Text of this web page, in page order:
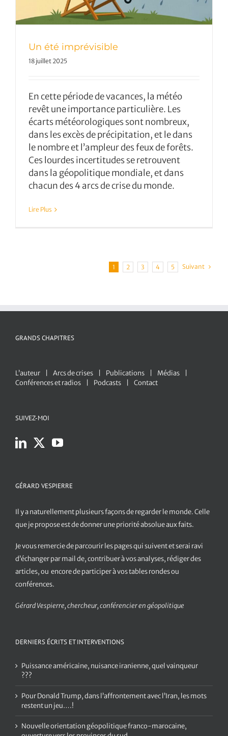
Un été imprévisible
18 juillet 2025
En cette période de vacances, la météo
revêt une importance particulière. Les
écarts météorologiques sont nombreux,
dans les excès de précipitation, et le dans
le nombre et l’ampleur des feux de forêts.
Ces lourdes incertitudes se retrouvent
dans la géopolitique mondiale, et dans
chacun des 4 arcs de crise du monde.
Lire Plus
1 2 3 4 5 Suivant
GRANDS CHAPITRES
L’auteur Arcs de crises Publications
Médias
Conférences et radios
Podcasts Contact
SUIVEZ-MOI
GÉRARD VESPIERRE
Il y a naturellement plusieurs façons de regarder le monde. Celle
que je propose est de donner une priorité absolue aux faits.
Je vous remercie de parcourir les pages qui suivent et serai ravi
d’échanger par mail de, contribuer à vos analyses, rédiger des
articles, ou encore de participer à vos tables rondes ou
conférences.
Gérard Vespierre, chercheur, conférencier en géopolitique
DERNIERS ÉCRITS ET INTERVENTIONS
Puissance américaine, nuisance iranienne, quel vainqueur
???
Pour Donald Trump, dans l’affrontement avec l’Iran, les mots
restent un jeu….!
Nouvelle orientation géopolitique franco-marocaine,